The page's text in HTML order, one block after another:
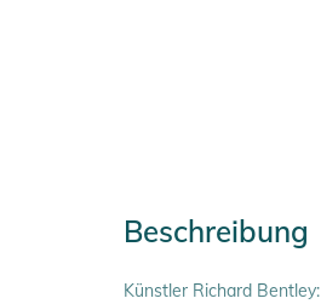
Beschreibung
Künstler Richard Bentley: